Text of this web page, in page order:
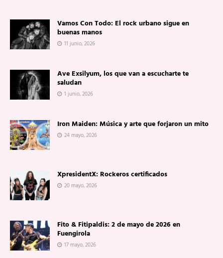
Vamos Con Todo: El rock urbano sigue en
buenas manos
11 junio, 2026
Ave Exsilyum, los que van a escucharte te
saludan
1 junio, 2026
Iron Maiden: Música y arte que forjaron un mito
24 mayo, 2026
XpresidentX: Rockeros certificados
20 mayo, 2026
Fito & Fitipaldis: 2 de mayo de 2026 en
Fuengirola
17 mayo, 2026